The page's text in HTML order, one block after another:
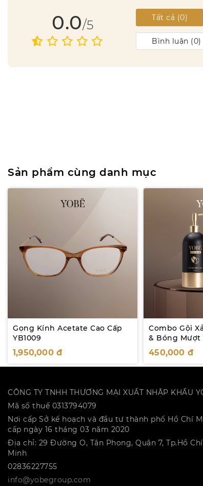
0.0/5 Tất cả (0)
Bình luận (0)
Sản phẩm cùng danh mục
Gọng Kính Acetate Cao Cấp
YB1009
1,950,000 đ
Combo Gội
& Bóng Mượt
Caffein YOBE
450,000 đ
CÔNG TY TNHH THƯƠNG MẠI XUẤT NHẬP KHẨU
Mã số thuế 0313794079
Nơi cấp Sở kế hoạch và đầu tư thành phố Hồ Chí
cấp ngày 16 tháng 03 năm 2020
Địa chỉ: 29 Đường O, Tân Phong, Quận 7, Tp.Hồ Chí
Minh
02836227755
info@yobegroup.com